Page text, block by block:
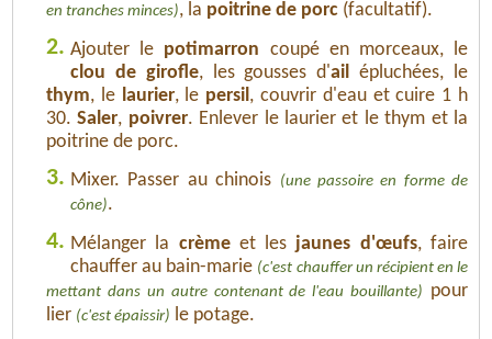
en tranches minces), la poitrine de porc (facultatif).
2. Ajouter le potimarron coupé en morceaux, le
clou de girofle, les gousses d'ail
épluchées, le
thym, le laurier, le persil , couvrir d'eau et cuire 1 h
30.Saler, poivrer. Enlever le laurier et le thym et la
poitrine de porc.
3. Mixer. Passer au chinois (une passoire en forme de
cône).
4. Mélanger la crèmeet les jaunes d'œufs, faire
chauffer au bain-marie (c'est chauffer un récipient en le
mettant dans un autre contenant de l'eau bouillante) pour
lier (c'est épaissir) le potage.